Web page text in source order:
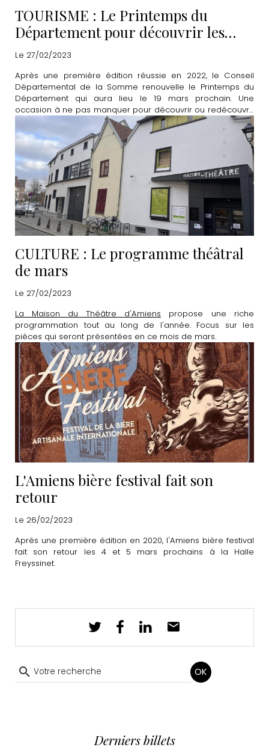
TOURISME : Le Printemps du
Département pour découvrir les
"merveilles à proximité"
Le 27/02/2023
Après une première édition réussie en 2022, le Conseil
Départemental de la Somme renouvelle le Printemps du
Département qui aura lieu le 19 mars prochain. Une
occasion à ne pas manquer pour découvrir ou redécouvrir
de nombreux lieux emblématiques de la Somme.
CULTURE : Le programme théâtral
de mars
Le 27/02/2023
La Maison du Théâtre d'Amiens propose une riche
programmation tout au long de l'année. Focus sur les
pièces qui seront présentées en ce mois de mars.
L'Amiens bière festival fait son
retour
Le 26/02/2023
Après une première édition en 2020, l'Amiens bière festival
fait son retour les 4 et 5 mars prochains à la Halle
Freyssinet.
OK
Derniers billets